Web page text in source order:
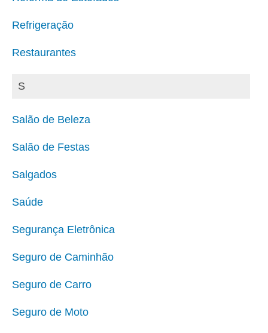
Refrigeração
Restaurantes
S
Salão de Beleza
Salão de Festas
Salgados
Saúde
Segurança Eletrônica
Seguro de Caminhão
Seguro de Carro
Seguro de Moto